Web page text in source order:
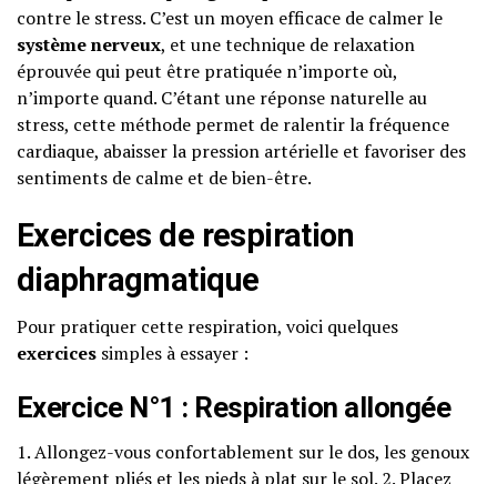
contre le stress. C’est un moyen efficace de calmer le
système nerveux, et une technique de relaxation
éprouvée qui peut être pratiquée n’importe où,
n’importe quand. C’étant une réponse naturelle au
stress, cette méthode permet de ralentir la fréquence
cardiaque, abaisser la pression artérielle et favoriser des
sentiments de calme et de bien-être.
Exercices de respiration
diaphragmatique
Pour pratiquer cette respiration, voici quelques
exercices simples à essayer :
Exercice N°1 : Respiration allongée
1. Allongez-vous confortablement sur le dos, les genoux
légèrement pliés et les pieds à plat sur le sol. 2. Placez